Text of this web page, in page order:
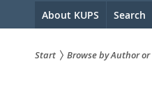
Hauptnavigation
About KUPS Search
Start Browse by Author